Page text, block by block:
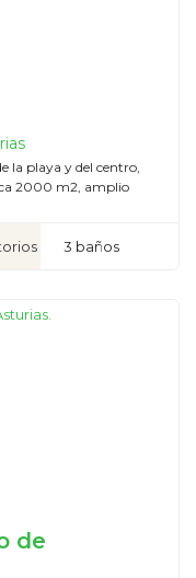
la playa y del centro,
2000 m2, amplio
3 baños
de